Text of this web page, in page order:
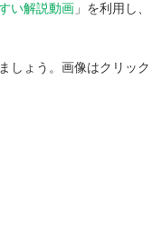
い解説動画 」を利用し、
しょう。画像はクリック
問 76